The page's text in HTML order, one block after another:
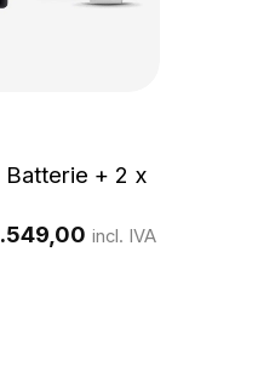
Batterie + 2 x
Ilincl. IVA